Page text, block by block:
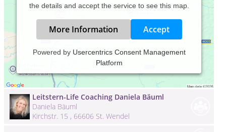
the details and accept the service to see this map.
More Information Accept
Powered by Usercentrics Consent Management
Platform
Innenordnung | Axel Raunjak -
Heilpraktiker für Psychotherapie
Thomas-Mann-Str. 2d , 86316 Friedberg
Leitstern-Life Coaching Daniela Bäuml
Daniela Bäuml
Kirchstr. 15 , 66606 St. Wendel